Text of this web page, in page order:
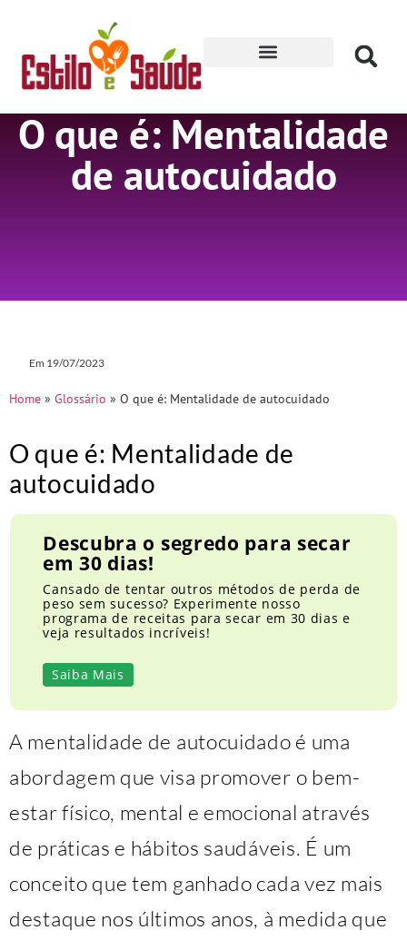
O que é: Mentalidade
de autocuidado
Em 19/07/2023
Home » Glossário » O que é: Mentalidade de autocuidado
O que é: Mentalidade de
autocuidado
Descubra o segredo para secar
em 30 dias!
Cansado de tentar outros métodos de perda de
peso sem sucesso? Experimente nosso
programa de receitas para secar em 30 dias e
veja resultados incríveis!
Saiba Mais
A mentalidade de autocuidado é uma
abordagem que visa promover o bem-
estar físico, mental e emocional através
de práticas e hábitos saudáveis. É um
conceito que tem ganhado cada vez mais
destaque nos últimos anos, à medida que